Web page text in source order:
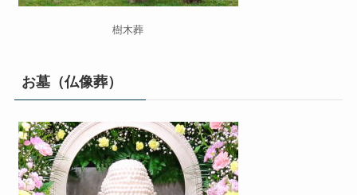
樹木葬
お墓（仏像葬）